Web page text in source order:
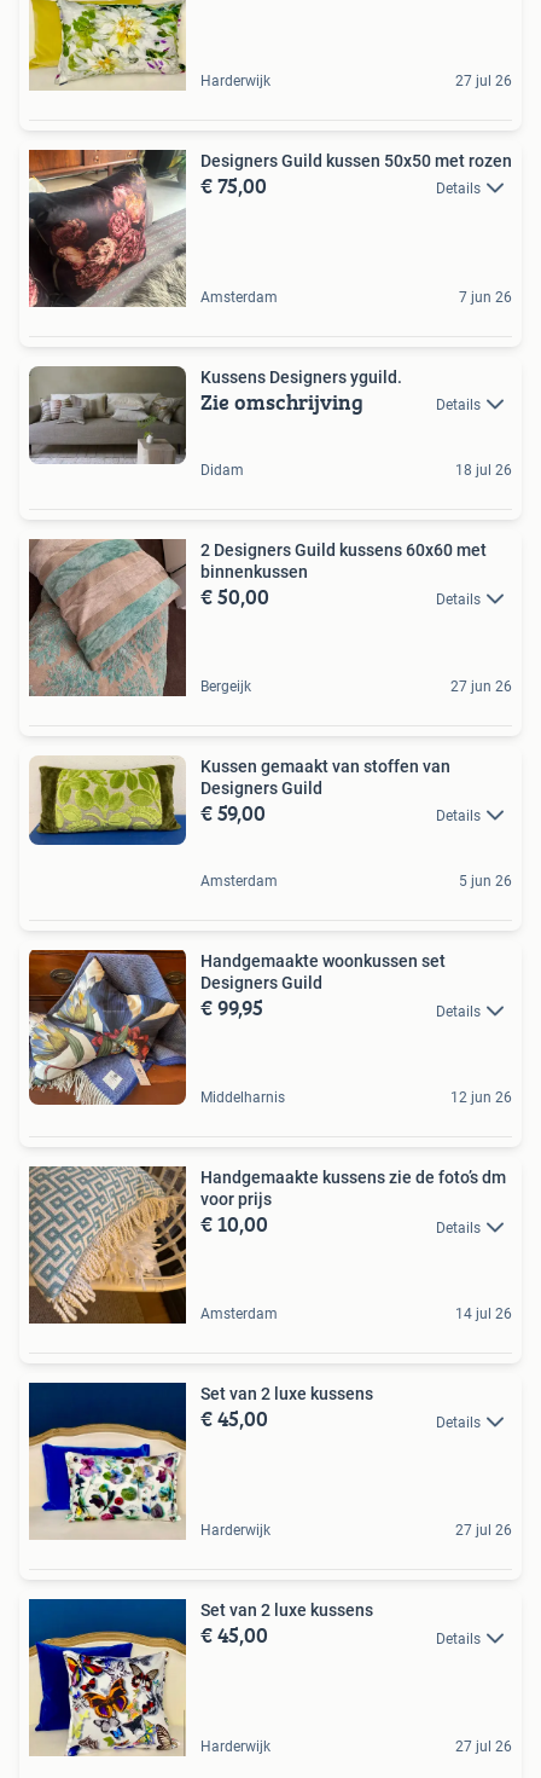
Harderwijk 27 jul 26
Designers Guild kussen 50x50 met rozen
€ 75,00 Details
Amsterdam 7 jun 26
Kussens Designers yguild.
Zie omschrijving Details
Didam 18 jul 26
2 Designers Guild kussens 60x60 met
binnenkussen
€ 50,00 Details
Bergeijk 27 jun 26
Kussen gemaakt van stoffen van
Designers Guild
€ 59,00 Details
Amsterdam 5 jun 26
Handgemaakte woonkussen set
Designers Guild
€ 99,95 Details
Middelharnis 12 jun 26
Handgemaakte kussens zie de foto’s dm
voor prijs
€ 10,00 Details
Amsterdam 14 jul 26
Set van 2 luxe kussens
€ 45,00 Details
Harderwijk 27 jul 26
Set van 2 luxe kussens
€ 45,00 Details
Harderwijk 27 jul 26